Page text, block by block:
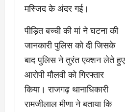
मस्जिद के अंदर गई।
पीड़ित बच्ची की मां ने घटना की
जानकारी पुलिस को दी जिसके
बाद पुलिस ने तुरंत एक्शन लेते हुए
आरोपी मौलवी को गिरफ्तार
किया। राजगढ़ थानाधिकारी
रामजीलाल मीणा ने बताया कि